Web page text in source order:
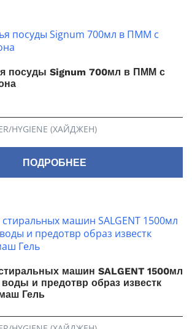
посуды Signum 700мл в ПММ с
HYGIENE (ХАЙДЖЕН)
ПОДРОБНЕЕ
машин SALGENT 1500мл
и предотвр образ известк
Гель